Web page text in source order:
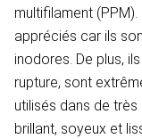
multifilament
appréciés car ils
inodores. De plus,
rupture, sont
utilisés dans de
brillant, soyeux et